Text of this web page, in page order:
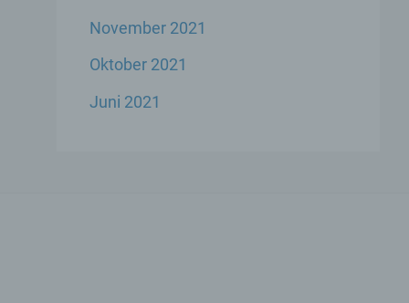
November 2021
Oktober 2021
Juni 2021